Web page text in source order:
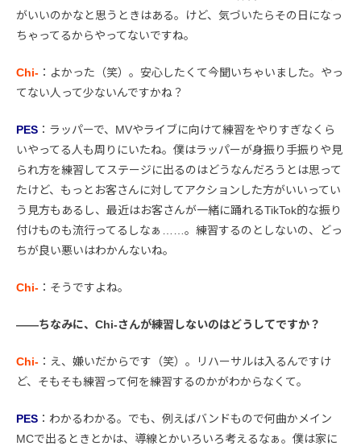
がいいのかなと思うときはある。けど、気づいたらその日になっ
ちゃってるからやってないですね。
Chi- ：よかった（笑）。安心したくて今聞いちゃいました。やっ
てない人って少ないんですかね？
PES ：ラッパーで、MVやライブに向けて練習をやりすぎなくら
いやってる人も周りにいたね。僕はラッパーが身振り手振りや見
られ方を練習してステージに出るのはどうなんだろうとは思って
たけど、もっとお客さんに対してアクションした方がいいってい
う見方もあるし、最近はお客さんが一緒に踊れるTikTok的な振り
付けものも流行ってるしなぁ……。練習するのとしないの、どっ
ちが良い悪いはわかんないね。
Chi- ：そうですよね。
――ちなみに、Chi-さんが練習しないのはどうしてですか？
Chi- ：え、嫌いだからです（笑）。リハーサルは入るんですけ
ど、そもそも練習って何を練習するのかがわからなくて。
PES ：わかるわかる。でも、例えばバンドもので何曲かメイン
MCで出るときとかは、導線とかいろいろ考えるなぁ。僕は家に